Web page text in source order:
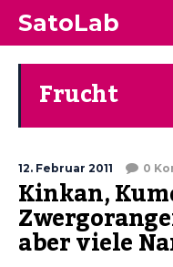
SatoLab
Frucht
12. Februar 2011 0
Kinkan,
aber viele